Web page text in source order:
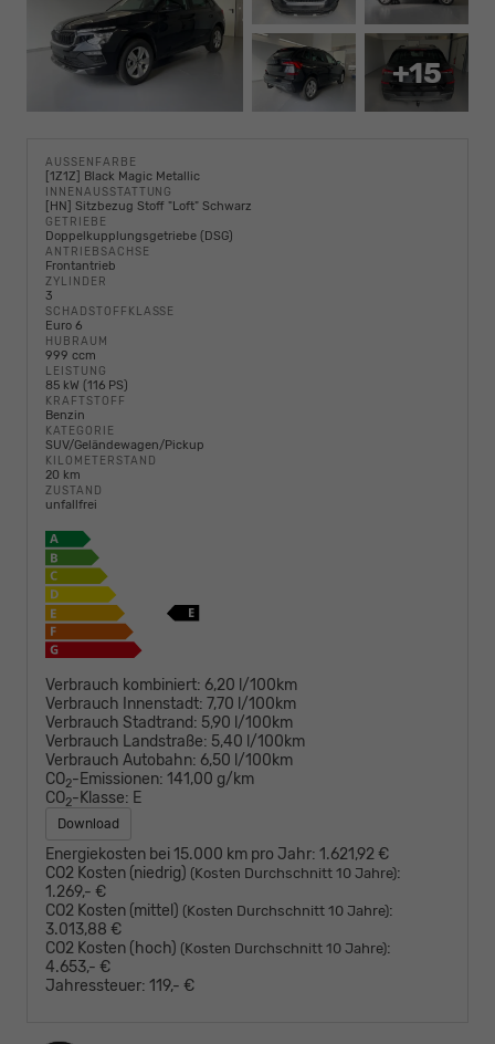
+15
AUSSENFARBE
[1Z1Z] Black Magic Metallic
INNENAUSSTATTUNG
[HN] Sitzbezug Stoff "Loft" Schwarz
GETRIEBE
Doppelkupplungsgetriebe (DSG)
ANTRIEBSACHSE
Frontantrieb
ZYLINDER
3
SCHADSTOFFKLASSE
Euro 6
HUBRAUM
999 ccm
LEISTUNG
85 kW (116 PS)
KRAFTSTOFF
Benzin
KATEGORIE
SUV/Geländewagen/Pickup
KILOMETERSTAND
20 km
ZUSTAND
unfallfrei
Verbrauch kombiniert: 6,20 l/100km
Verbrauch Innenstadt: 7,70 l/100km
Verbrauch Stadtrand: 5,90 l/100km
Verbrauch Landstraße: 5,40 l/100km
Verbrauch Autobahn: 6,50 l/100km
CO2-Emissionen: 141,00 g/km
CO2-Klasse: E
Download
Energiekosten bei 15.000 km pro Jahr: 1.621,92 €
CO2 Kosten (niedrig) (Kosten Durchschnitt 10 Jahre):
1.269,- €
CO2 Kosten (mittel) (Kosten Durchschnitt 10 Jahre):
3.013,88 €
CO2 Kosten (hoch) (Kosten Durchschnitt 10 Jahre):
4.653,- €
Jahressteuer: 119,- €